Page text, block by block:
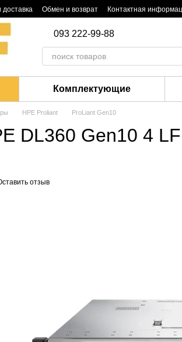
Обмен и возврат Контактная
093 222-99-88
Комплектующие
HPE Proliant ProLiant Gen10
DL360 Gen10 4
отзыв